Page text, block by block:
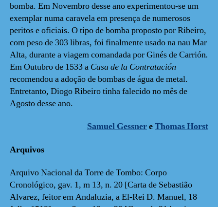
bomba. Em Novembro desse ano experimentou-se um
exemplar numa caravela em presença de numerosos
peritos e oficiais. O tipo de bomba proposto por Ribeiro,
com peso de 303 libras, foi finalmente usado na nau Mar
Alta, durante a viagem comandada por Ginés de Carrión.
Em Outubro de 1533 a Casa de la Contratación
recomendou a adoção de bombas de água de metal.
Entretanto, Diogo Ribeiro tinha falecido no mês de
Agosto desse ano.
Samuel GessnereThomas Horst
Arquivos
Arquivo Nacional da Torre de Tombo: Corpo
Cronológico, gav. 1, m 13, n. 20 [Carta de Sebastião
Alvarez, feitor em Andaluzia, a El-Rei D. Manuel, 18